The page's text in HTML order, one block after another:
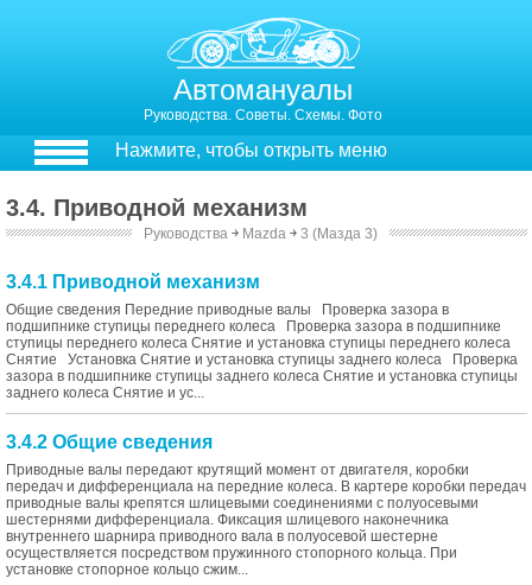
Автомануалы
Руководства. Советы. Схемы. Фото
Нажмите, чтобы открыть меню
3.4. Приводной механизм
Руководства ￫ Mazda ￫ 3 (Мазда 3)
3.4.1 Приводной механизм
Общие сведения Передние приводные валы Проверка зазора в
подшипнике ступицы переднего колеса Проверка зазора в подшипнике
ступицы переднего колеса Снятие и установка ступицы переднего колеса
Снятие Установка Снятие и установка ступицы заднего колеса Проверка
зазора в подшипнике ступицы заднего колеса Снятие и установка ступицы
заднего колеса Снятие и ус...
3.4.2 Общие сведения
Приводные валы передают крутящий момент от двигателя, коробки
передач и дифференциала на передние колеса. В картере коробки передач
приводные валы крепятся шлицевыми соединениями с полуосевыми
шестернями дифференциала. Фиксация шлицевого наконечника
внутреннего шарнира приводного вала в полуосевой шестерне
осуществляется посредством пружинного стопорного кольца. При
установке стопорное кольцо сжим...